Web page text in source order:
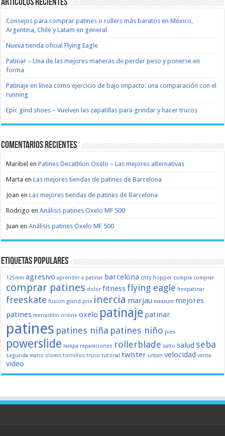
Artículos recientes
Consejos para comprar patines o rollers más baratos en México,
Argentina, Chile y Latam en general
Nueva tienda oficial Flying Eagle
Patinar – Una de las mejores maneras de perder peso y ponerse en
forma
Patinaje en línea como ejercicio de bajo impacto: una comparación con el
running
Epic gind shoes – Vuelven las zapatillas para grindar y hacer trucos
Comentarios recientes
Maribel enPatines Decathlon Oxelo – Las mejores alternativas
Marta enLas mejores tiendas de patines de Barcelona
Joan enLas mejores tiendas de patines de Barcelona
Rodrigo enAnálisis patines Oxelo MF 500
Juan enAnálisis patines Oxelo MF 500
Etiquetas populares
125mm agresivo aprender a patinar barcelona citty hopper compra comprar
comprar patines dolor fitnessflying eagle freepatinar
freeskate fusion grand prix inercia marjau maxxum mejores
patines mercadillo online oxelo patinaje patinar
patines patines niña patines niño pies
powerslide rampa reparaciones rollerblade salto salud seba
segunda mano slomo tornillos truco tutorial twister urban velocidad venta
video